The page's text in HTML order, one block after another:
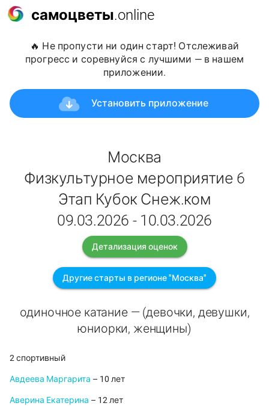
самоцветы.online
🔥 Не пропусти ни один старт! Отслеживай
прогресс и соревнуйся с лучшими — в нашем
приложении.
Установить приложение
Москва
Физкультурное мероприятие 6
Этап Кубок Снеж.ком
09.03.2026 - 10.03.2026
Детализация оценок
Другие старты в регионе "Москва"
одиночное катание — (девочки, девушки,
юниорки, женщины)
2 спортивный
Авдеева Маргарита – 10 лет
Аверина Екатерина – 12 лет